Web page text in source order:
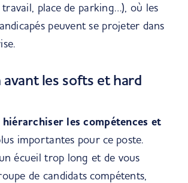
place de parking…), où les
peuvent se projeter dans
les softs et hard
hiérarchiser les compétences et
importantes pour ce poste.
écueil trop long et de vous
de candidats compétents,